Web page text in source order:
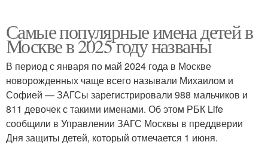
Самые популярные имена детей в
Москве в 2025 году названы
В период с января по май 2024 года в Москве
новорожденных чаще всего называли Михаилом и
Софией — ЗАГСы зарегистрировали 988 мальчиков и
811 девочек с такими именами. Об этом РБК Life
сообщили в Управлении ЗАГС Москвы в преддверии
Дня защиты детей, который отмечается 1 июня.